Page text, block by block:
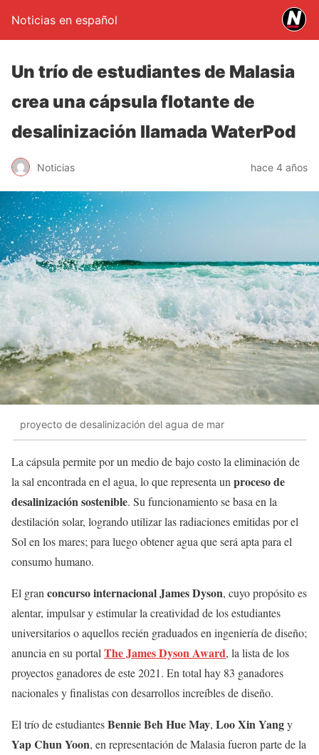
Noticias en español
Un trío de estudiantes de Malasia
crea una cápsula flotante de
desalinización llamada WaterPod
Noticias hace 4 años
proyecto de desalinización del agua de mar
La cápsula permite por un medio de bajo costo la eliminación de
la sal encontrada en el agua, lo que representa un proceso de
desalinización sostenible. Su funcionamiento se basa en la
destilación solar, logrando utilizar las radiaciones emitidas por el
Sol en los mares; para luego obtener agua que será apta para el
consumo humano.
El gran concurso internacional James Dyson, cuyo propósito es
alentar, impulsar y estimular la creatividad de los estudiantes
universitarios o aquellos recién graduados en ingeniería de diseño;
anuncia en su portal The James Dyson Award, la lista de los
proyectos ganadores de este 2021. En total hay 83 ganadores
nacionales y finalistas con desarrollos increíbles de diseño.
El trío de estudiantesBennie Beh Hue May, Loo Xin Yangy
Yap Chun Yoon, en representación de Malasia fueron parte de la